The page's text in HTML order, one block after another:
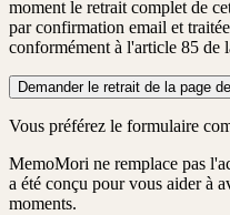
moment le retrait complet de
par confirmation email et traitée
conformément à l'article 85
Demander le retrait de la page
Vous préférez le formulaire
MemoMori ne remplace pas
a été conçu pour vous aider à
moments.